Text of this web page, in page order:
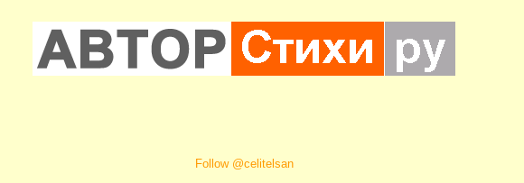
Follow @celitelsan